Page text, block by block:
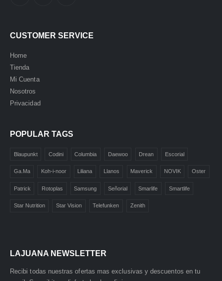
🏪 La Juana
🛍️ Productos y precios
CUSTOMER SERVICE
Home
Tienda
Mi Cuenta
Nosotros
Privacidad
POPULAR TAGS
Blaupunkt Codini Columbia Daewoo Drean Escorial
Ga.Ma Koh-i-noor Liliana Llanos Maverick NOVIK Oster
Patrick Rotoplas Samsung Señorial Smarlife Smartlife
Star Nutrition Star Vision Telefunken Zenith
LAJUANA NEWSLETTER
Recibi todas nuestras ofertas mas exclusivas y descuentos en tu